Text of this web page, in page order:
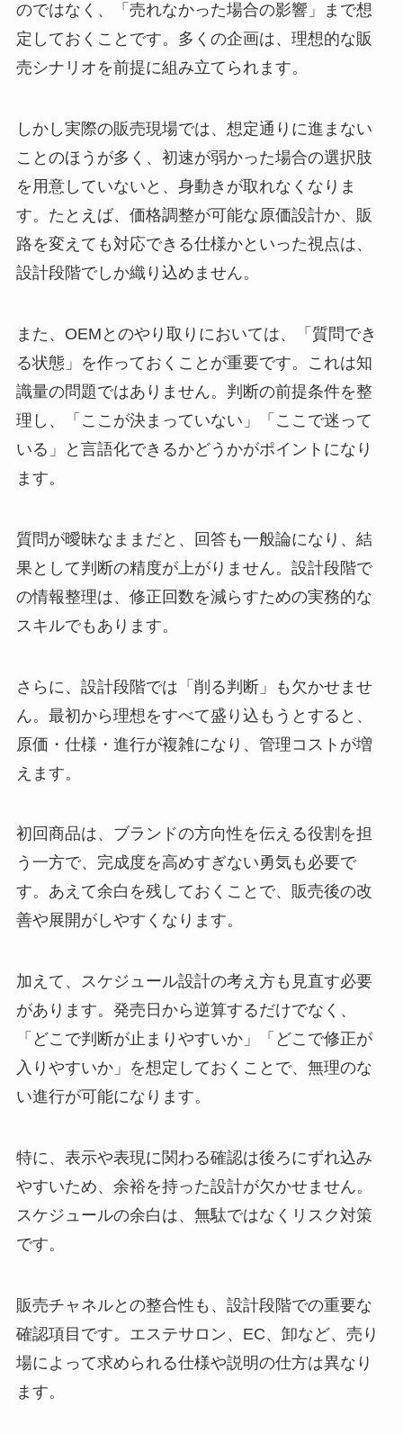
のではなく、「売れなかった場合の影響」まで想
定しておくことです。多くの企画は、理想的な販
売シナリオを前提に組み立てられます。
しかし実際の販売現場では、想定通りに進まない
ことのほうが多く、初速が弱かった場合の選択肢
を用意していないと、身動きが取れなくなりま
す。たとえば、価格調整が可能な原価設計か、販
路を変えても対応できる仕様かといった視点は、
設計段階でしか織り込めません。
また、OEMとのやり取りにおいては、「質問でき
る状態」を作っておくことが重要です。これは知
識量の問題ではありません。判断の前提条件を整
理し、「ここが決まっていない」「ここで迷って
いる」と言語化できるかどうかがポイントになり
ます。
質問が曖昧なままだと、回答も一般論になり、結
果として判断の精度が上がりません。設計段階で
の情報整理は、修正回数を減らすための実務的な
スキルでもあります。
さらに、設計段階では「削る判断」も欠かせませ
ん。最初から理想をすべて盛り込もうとすると、
原価・仕様・進行が複雑になり、管理コストが増
えます。
初回商品は、ブランドの方向性を伝える役割を担
う一方で、完成度を高めすぎない勇気も必要で
す。あえて余白を残しておくことで、販売後の改
善や展開がしやすくなります。
加えて、スケジュール設計の考え方も見直す必要
があります。発売日から逆算するだけでなく、
「どこで判断が止まりやすいか」「どこで修正が
入りやすいか」を想定しておくことで、無理のな
い進行が可能になります。
特に、表示や表現に関わる確認は後ろにずれ込み
やすいため、余裕を持った設計が欠かせません。
スケジュールの余白は、無駄ではなくリスク対策
です。
販売チャネルとの整合性も、設計段階での重要な
確認項目です。エステサロン、EC、卸など、売り
場によって求められる仕様や説明の仕方は異なり
ます。